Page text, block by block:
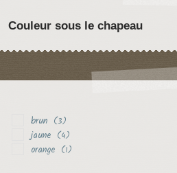
Couleur sous le chapeau
brun (3)
jaune (4)
orange (1)